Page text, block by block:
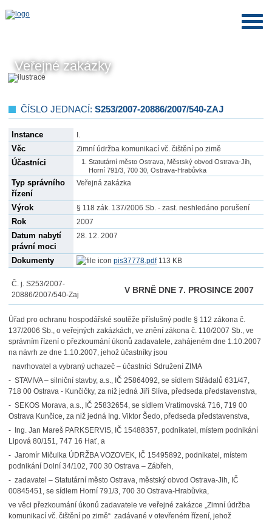
Veřejné zakázky
ČÍSLO JEDNACÍ: S253/2007-20886/2007/540-ZAJ
Instance I.
Věc Zimní údržba komunikací vč. čištění po zimě
Účastníci
Statutární město Ostrava, Městský obvod Ostrava-Jih,
Horní 791/3, 700 30, Ostrava-Hrabůvka
Typ správního
řízení
Veřejná zakázka
Výrok § 118 zák. 137/2006 Sb. - zast. neshledáno porušení
Rok 2007
Datum nabytí
právní moci
28. 12. 2007
Dokumenty pis37778.pdf113 KB
Č. j. S253/2007-
20886/2007/540-Zaj
V BRNĚ DNE 7. PROSINCE 2007
Úřad pro ochranu hospodářské soutěže příslušný podle § 112 zákona č.
137/2006 Sb., o veřejných zakázkách, ve znění zákona č. 110/2007 Sb., ve
správním řízení o přezkoumání úkonů zadavatele, zahájeném dne 1.10.2007
na návrh ze dne 1.10.2007, jehož účastníky jsou
navrhovatel a vybraný uchazeč – účastníci Sdružení ZIMA
- STAVIVA – silniční stavby, a.s., IČ 25864092, se sídlem Střádalů 631/47,
718 00 Ostrava - Kunčičky, za niž jedná Jiří Slíva, předseda představenstva,
- SEKOS Morava, a.s., IČ 25832654, se sídlem Vratimovská 716, 719 00
Ostrava Kunčice, za niž jedná Ing. Viktor Šedo, předseda představenstva,
- Ing. Jan Mareš PARKSERVIS, IČ 15488357, podnikatel, místem podnikání
Lipová 80/151, 747 16 Hať, a
- Jaromír Mičulka ÚDRŽBA VOZOVEK, IČ 15495892, podnikatel, místem
podnikání Dolní 34/102, 700 30 Ostrava – Zábřeh,
- zadavatel – Statutární město Ostrava, městský obvod Ostrava-Jih, IČ
00845451, se sídlem Horní 791/3, 700 30 Ostrava-Hrabůvka,
ve věci přezkoumání úkonů zadavatele ve veřejné zakázce „Zimní údržba
komunikací vč. čištění po zimě“ zadávané v otevřeném řízení, jehož